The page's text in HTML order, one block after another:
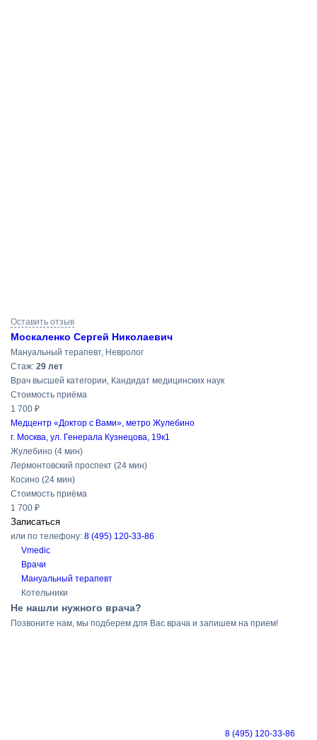
поиска
Оставить отзыв
Москаленко Сергей Николаевич
Мануальный терапевт, Невролог
Cтаж: 29 лет
Врач высшей категории, Кандидат медицинских наук
Стоимость приёма
1 700 ₽
Медцентр «Доктор с Вами», метро Жулебино
г. Москва, ул. Генерала Кузнецова, 19к1
Жулебино (4 мин)
Лермонтовский проспект (24 мин)
Косино (24 мин)
Стоимость приёма
1 700 ₽
Записаться
или по телефону: 8 (495) 120-33-86
Vmedic
Врачи
Мануальный терапевт
Котельники
Не нашли нужного врача?
Позвоните нам, мы подберем для Вас врача и запишем на прием!
8 (495) 120-33-86